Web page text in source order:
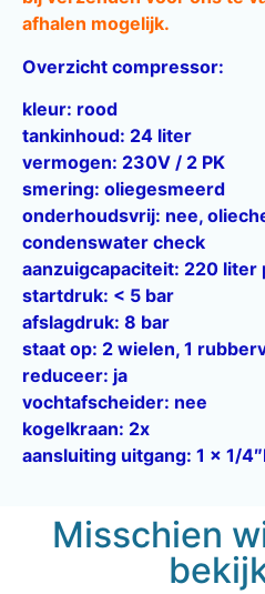
afhalen mogelijk.
Overzicht compressor:
kleur: rood
tankinhoud: 24 liter
vermogen: 230V / 2 PK
smering: oliegesmeerd
onderhoudsvrij: nee,
condenswater check
aanzuigcapaciteit: 220 liter
startdruk: < 5 bar
afslagdruk: 8 bar
staat op: 2 wielen, 1
reduceer: ja
vochtafscheider: nee
kogelkraan: 2x
aansluiting uitgang: 1 x 1/
Misschien